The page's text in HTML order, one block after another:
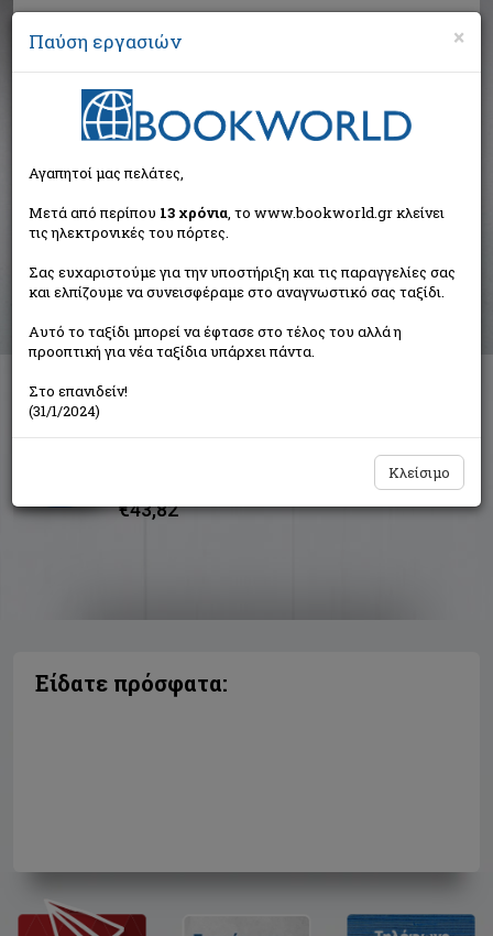
Αναζήτηση
Αποτελέσματα αναζήτησης
Συγγραφέας: Aldrich Robert (1 βιβλία)
Ταξινόμηση ανά:
Ομοφυλοφιλία
€43,82
Είδατε πρόσφατα:
×
Παύση εργασιών
Αγαπητοί μας πελάτες,
Μετά από περίπου 13 χρόνια, το www.bookworld.gr κλείνει
τις ηλεκτρονικές του πόρτες.
Σας ευχαριστούμε για την υποστήριξη και τις παραγγελίες σας
και ελπίζουμε να συνεισφέραμε στο αναγνωστικό σας ταξίδι.
Αυτό το ταξίδι μπορεί να έφτασε στο τέλος του αλλά η
προοπτική για νέα ταξίδια υπάρχει πάντα.
Στο επανιδείν!
(31/1/2024)
Κλείσιμο